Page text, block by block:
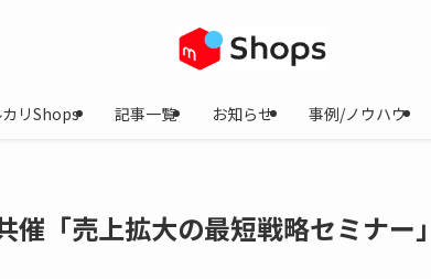
リShops 記事一覧 お知らせ 事例/ノウハウ
催「売上拡大の最短戦略セミナ